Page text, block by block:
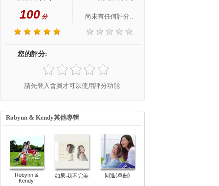
100 分 尚未有任何評分..
您的評分:
請先登入會員才可以使用評分功能
Robynn & Kendy其他專輯
Robynn &
Kendy
如果‧我不完美 同進(單曲)